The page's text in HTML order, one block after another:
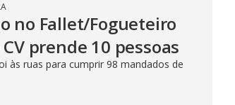
no Fallet/Fogueteiro
prende 10 pessoas
às ruas para cumprir 98 mandados de